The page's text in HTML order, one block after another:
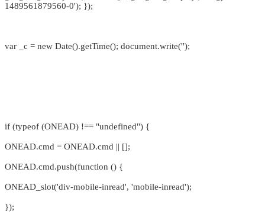
1489561879560-0'); });
var _c = new Date().getTime(); document.write('');
if (typeof (ONEAD) !== "undefined") {
ONEAD.cmd = ONEAD.cmd || [];
ONEAD.cmd.push(function () {
ONEAD_slot('div-mobile-inread', 'mobile-inread');
});